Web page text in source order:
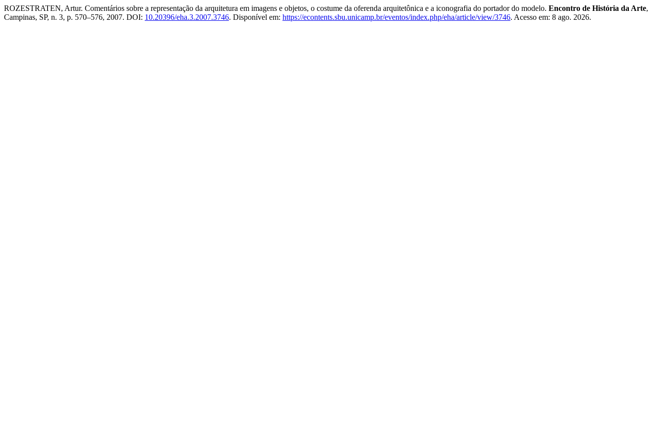
ROZESTRATEN, Artur. Comentários sobre a representação da arquitetura em imagens e objetos, o costume da oferenda arquitetônica e a iconografia do portador do modelo. Encontro de História da Arte,
Campinas, SP, n. 3, p. 570–576, 2007. DOI: 10.20396/eha.3.2007.3746. Disponível em: https://econtents.sbu.unicamp.br/eventos/index.php/eha/article/view/3746. Acesso em: 8 ago. 2026.